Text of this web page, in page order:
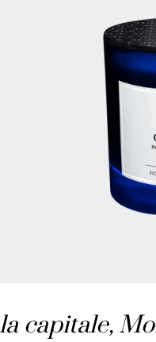
capitale,